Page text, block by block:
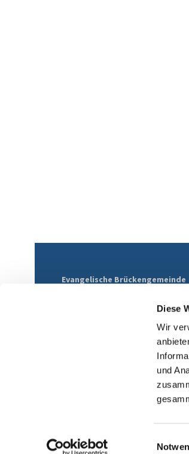
Diese
Wir
und
Evangelische Brückengemeinde